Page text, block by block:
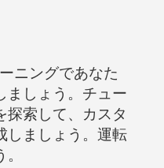
ニングであなた
ましょう。チュー
探索して、カスタ
しましょう。運転